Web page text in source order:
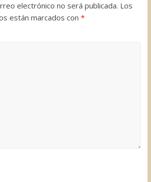
t
r
electrónico no será publicada. Los
están marcados con *